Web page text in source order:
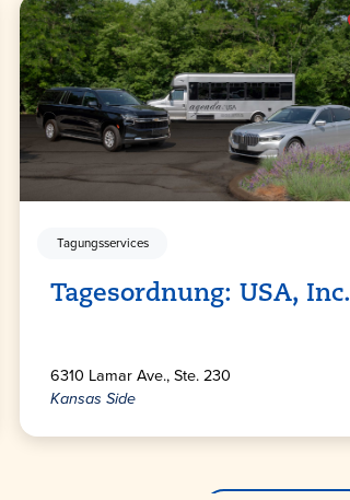
Tagungsservices
Tagesordnung: USA, Inc.
6310 Lamar Ave., Ste. 230
Kansas Side